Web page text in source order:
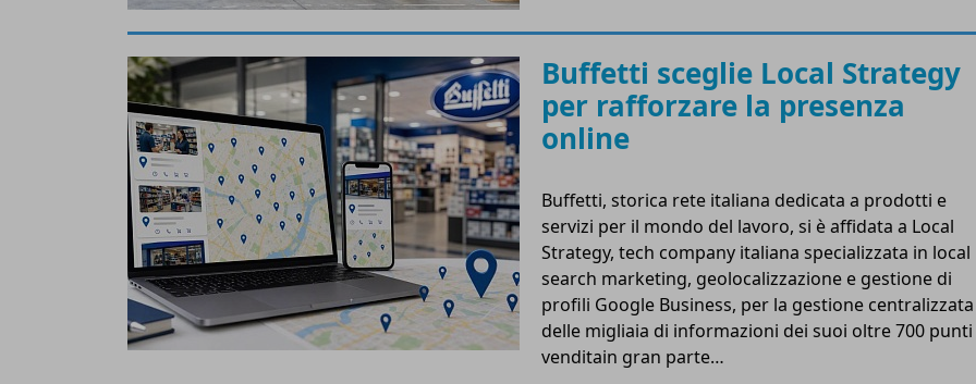
Buffetti sceglie Local Strategy
per rafforzare la presenza
online
Buffetti, storica rete italiana dedicata a prodotti e
servizi per il mondo del lavoro, si è affidata a Local
Strategy, tech company italiana specializzata in local
search marketing, geolocalizzazione e gestione di
profili Google Business, per la gestione centralizzata
delle migliaia di informazioni dei suoi oltre 700 punti
venditain gran parte…